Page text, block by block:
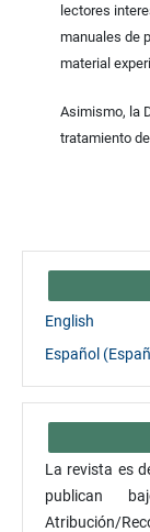
lectores
manuales de
material
Asimismo, la
tratamiento
English
Español
La revista es
publican
Atribución/